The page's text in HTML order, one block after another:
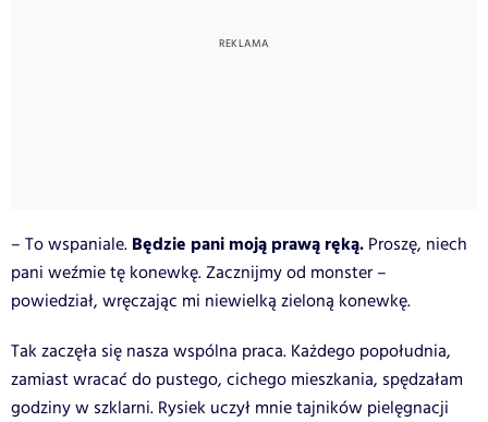
– To wspaniale. Będzie pani moją prawą ręką. Proszę, niech
pani weźmie tę konewkę. Zacznijmy od monster –
powiedział, wręczając mi niewielką zieloną konewkę.
Tak zaczęła się nasza wspólna praca. Każdego popołudnia,
zamiast wracać do pustego, cichego mieszkania, spędzałam
godziny w szklarni. Rysiek uczył mnie tajników pielęgnacji